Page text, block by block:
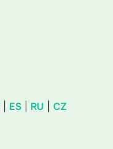
ES RU CZ